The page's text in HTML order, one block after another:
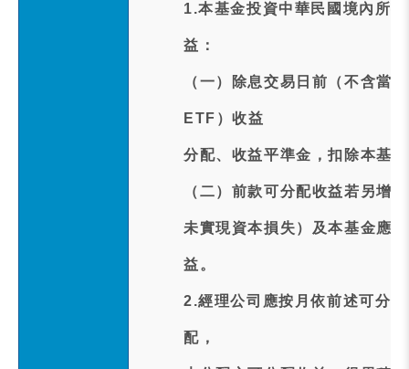
1.本基金投資中華民國境內所
益：
（一）除息交易日前（不含當
ETF）收益
分配、收益平準金，扣除本基
（二）前款可分配收益若另增
未實現資本損失）及本基金應
益。
2.經理公司應按月依前述可分
配，